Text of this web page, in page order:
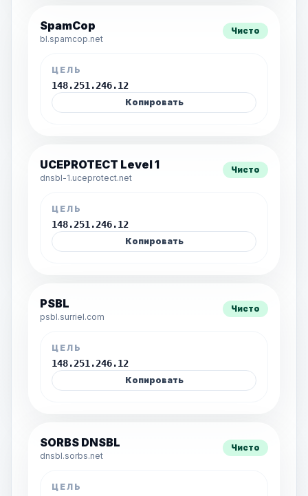
SpamCop
bl.spamcop.net
Чисто
ЦЕЛЬ
148.251.246.12
Копировать
UCEPROTECT Level 1
dnsbl-1.uceprotect.net
Чисто
ЦЕЛЬ
148.251.246.12
Копировать
PSBL
psbl.surriel.com
Чисто
ЦЕЛЬ
148.251.246.12
Копировать
SORBS DNSBL
dnsbl.sorbs.net
Чисто
ЦЕЛЬ